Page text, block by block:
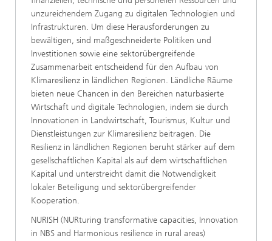
unzureichendem Zugang zu digitalen Technologien und
Infrastrukturen. Um diese Herausforderungen zu
bewältigen, sind maßgeschneiderte Politiken und
Investitionen sowie eine sektorübergreifende
Zusammenarbeit entscheidend für den Aufbau von
Klimaresilienz in ländlichen Regionen. Ländliche Räume
bieten neue Chancen in den Bereichen naturbasierte
Wirtschaft und digitale Technologien, indem sie durch
Innovationen in Landwirtschaft, Tourismus, Kultur und
Dienstleistungen zur Klimaresilienz beitragen. Die
Resilienz in ländlichen Regionen beruht stärker auf dem
gesellschaftlichen Kapital als auf dem wirtschaftlichen
Kapital und unterstreicht damit die Notwendigkeit
lokaler Beteiligung und sektorübergreifender
Kooperation.
NURISH (NURturing transformative capacities, Innovation
in NBS and Harmonious resilience in rural areas)